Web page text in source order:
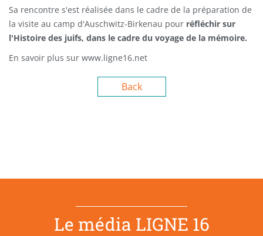
Sa rencontre s'est réalisée dans le cadre de la préparation de
la visite au camp d'Auschwitz-Birkenau pour réfléchir sur
l'Histoire des juifs, dans le cadre du voyage de la mémoire.
En savoir plus sur www.ligne16.net
Back
Le média LIGNE 16